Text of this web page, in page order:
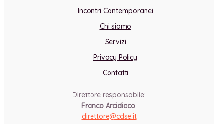
Incontri Contemporanei
Chi siamo
Servizi
Privacy Policy
Contatti
Direttore responsabile:
Franco Arcidiaco
direttore@cdse.it